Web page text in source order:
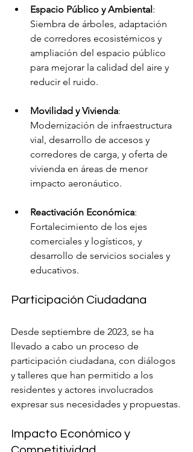
Espacio Público y Ambiental:
Siembra de árboles, adaptación
de corredores ecosistémicos y
ampliación del espacio público
para mejorar la calidad del aire y
reducir el ruido.
Movilidad y Vivienda:
Modernización de infraestructura
vial, desarrollo de accesos y
corredores de carga, y oferta de
vivienda en áreas de menor
impacto aeronáutico.
Reactivación Económica:
Fortalecimiento de los ejes
comerciales y logísticos, y
desarrollo de servicios sociales y
educativos.
Participación Ciudadana
Desde septiembre de 2023, se ha
llevado a cabo un proceso de
participación ciudadana, con diálogos
y talleres que han permitido a los
residentes y actores involucrados
expresar sus necesidades y propuestas.
Impacto Económico y